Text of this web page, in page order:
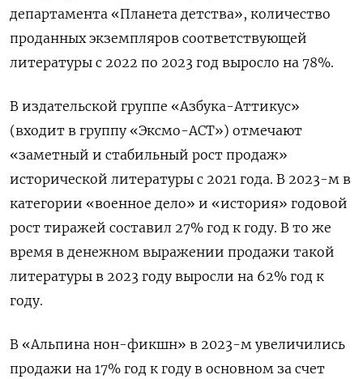
департамента «Планета детства», количество
проданных экземпляров соответствующей
литературы с 2022 по 2023 год выросло на 78%.
В издательской группе «Азбука-Аттикус»
(входит в группу «Эксмо-АСТ») отмечают
«заметный и стабильный рост продаж»
исторической литературы с 2021 года. В 2023-м в
категории «военное дело» и «история» годовой
рост тиражей составил 27% год к году. В то же
время в денежном выражении продажи такой
литературы в 2023 году выросли на 62% год к
году.
В «Альпина нон-фикшн» в 2023-м увеличились
продажи на 17% год к году в основном за счет